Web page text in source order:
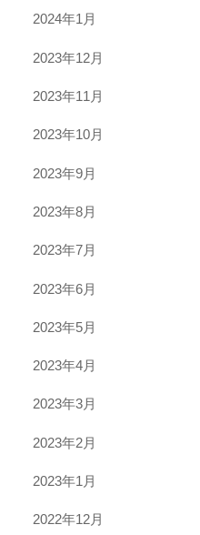
2024年1月
2023年12月
2023年11月
2023年10月
2023年9月
2023年8月
2023年7月
2023年6月
2023年5月
2023年4月
2023年3月
2023年2月
2023年1月
2022年12月